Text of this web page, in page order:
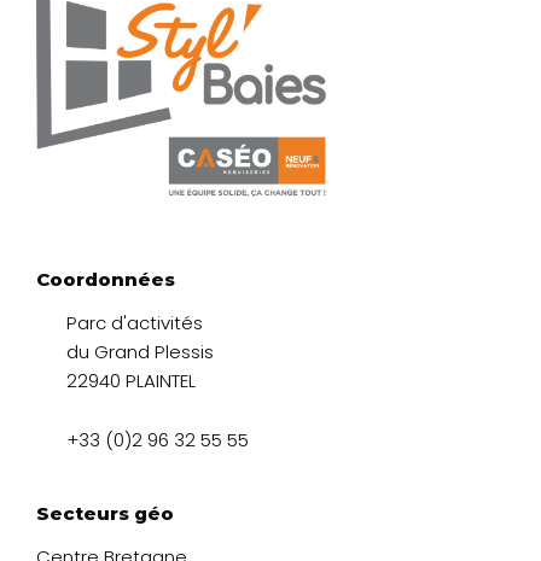
Coordonnées
Parc d'activités
du Grand Plessis
22940 PLAINTEL
+33 (0)2 96 32 55 55
Secteurs géo